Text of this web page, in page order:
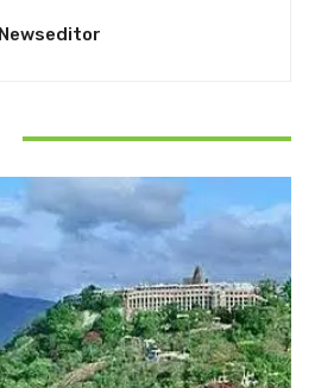
Newseditor